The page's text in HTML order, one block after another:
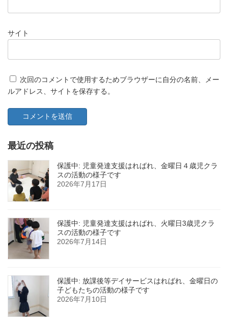
サイト
次回のコメントで使用するためブラウザーに自分の名前、メー
ルアドレス、サイトを保存する。
最近の投稿
保護中: 児童発達支援はればれ、金曜日４歳児クラ
スの活動の様子です
2026年7月17日
保護中: 児童発達支援はればれ、火曜日3歳児クラ
スの活動の様子です
2026年7月14日
保護中: 放課後等デイサービスはればれ、金曜日の
子どもたちの活動の様子です
2026年7月10日